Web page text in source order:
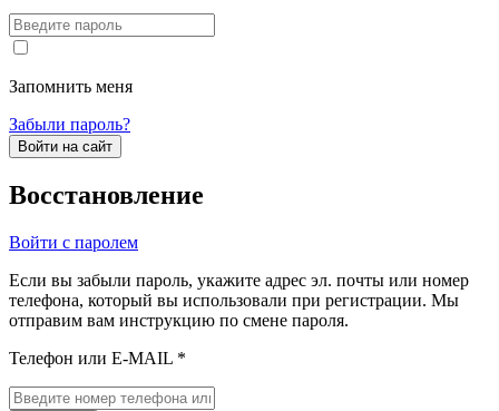
Запомнить меня
Забыли пароль?
Войти на сайт
Восстановление
Войти с паролем
Если вы забыли пароль, укажите адрес эл. почты или номер
телефона, который вы использовали при регистрации. Мы
отправим вам инструкцию по смене пароля.
Телефон или E-MAIL *